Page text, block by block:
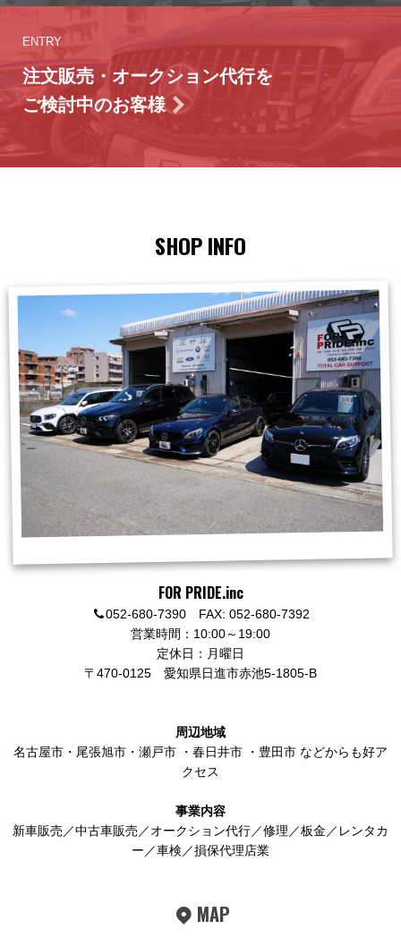
ENTRY
注文販売・オークション代行を
ご検討中のお客様
SHOP INFO
FOR PRIDE.inc
052-680-7390 FAX: 052-680-7392
営業時間：10:00～19:00
定休日：月曜日
〒470-0125 愛知県日進市赤池5-1805-B
周辺地域
名古屋市 ・ 尾張旭市 ・ 瀬戸市 ・ 春日井市 ・ 豊田市 などからも好ア
クセス
事業内容
新車販売／中古車販売／オークション代行／修理／板金／レンタカ
ー／車検／損保代理店業
MAP